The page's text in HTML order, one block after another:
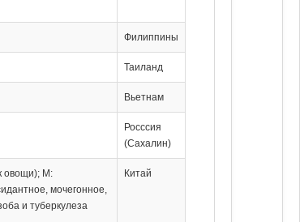
Филиппины
Таиланд
Вьетнам
Росссия
(Сахалин)
овощи); М:
мочегонное,
и туберкулеза
Китай